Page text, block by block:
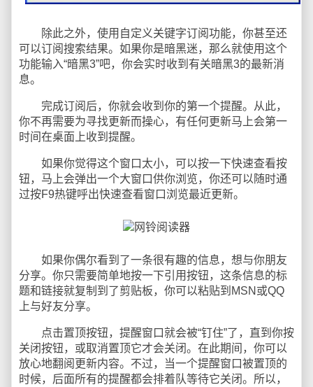
除此之外，使用自定义关键字订阅功能，你甚至还
可以订阅搜索结果。如果你是暗黑迷，那么就使用这个
功能输入“暗黑3”吧，你会实时收到有关暗黑3的最新消
息。
完成订阅后，你就会收到你的第一个提醒。从此，
你不再需要为寻找更新而操心，有任何更新马上会第一
时间在桌面上收到提醒。
如果你觉得这个窗口太小，可以按一下快速查看按
钮，马上会弹出一个大窗口供你浏览，你还可以随时通
过按F9热键呼出快速查看窗口浏览最近更新。
如果你偶尔看到了一条很有趣的信息，想与你朋友
分享。你只需要简单地按一下引用按钮，这条信息的标
题和链接就复制到了剪贴板，你可以粘贴到MSN或QQ
上与好友分享。
点击置顶按钮，提醒窗口就会被“钉住”了，直到你按
关闭按钮，或取消置顶它才会关闭。在此期间，你可以
放心地翻阅更新内容。不过，当一个提醒窗口被置顶的
时候，后面所有的提醒都会排着队等待它关闭。所以，